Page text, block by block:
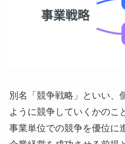
別名「競争戦略」といい、
ように競争していくかのこ
事業単位での競争を優位に